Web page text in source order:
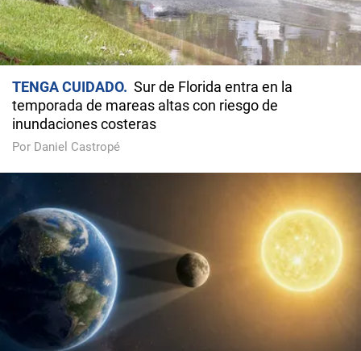
TENGA CUIDADO
Sur de Florida entra en la
temporada de mareas altas con riesgo de
inundaciones costeras
Por Daniel Castropé